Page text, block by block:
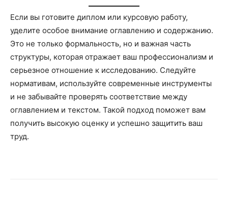
Если вы готовите диплом или курсовую работу,
уделите особое внимание оглавлению и содержанию.
Это не только формальность, но и важная часть
структуры, которая отражает ваш профессионализм и
серьезное отношение к исследованию. Следуйте
нормативам, используйте современные инструменты
и не забывайте проверять соответствие между
оглавлением и текстом. Такой подход поможет вам
получить высокую оценку и успешно защитить ваш
труд.